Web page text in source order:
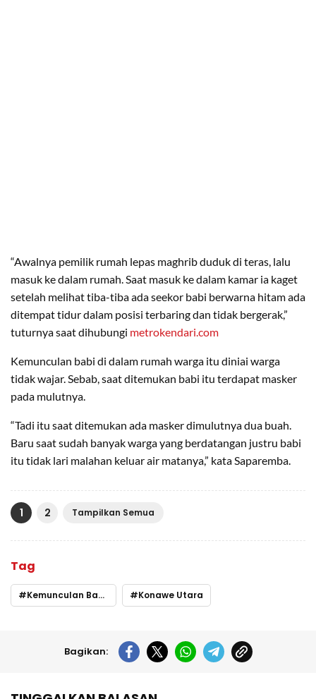
“Awalnya pemilik rumah lepas maghrib duduk di teras, lalu
masuk ke dalam rumah. Saat masuk ke dalam kamar ia kaget
setelah melihat tiba-tiba ada seekor babi berwarna hitam ada
ditempat tidur dalam posisi terbaring dan tidak bergerak,”
tuturnya saat dihubungi metrokendari.com
Kemunculan babi di dalam rumah warga itu diniai warga
tidak wajar. Sebab, saat ditemukan babi itu terdapat masker
pada mulutnya.
“Tadi itu saat ditemukan ada masker dimulutnya dua buah.
Baru saat sudah banyak warga yang berdatangan justru babi
itu tidak lari malahan keluar air matanya,” kata Saparemba.
1 2 Tampilkan Semua
Tag
Kemunculan Babi di Lasolo Konawe Utara
Bagikan: